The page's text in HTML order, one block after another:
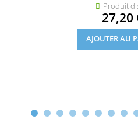
 Produit
27,20
AJOUTER AU